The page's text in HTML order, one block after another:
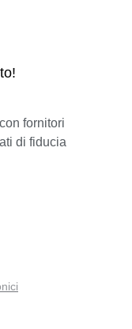
fornitori
di fiducia